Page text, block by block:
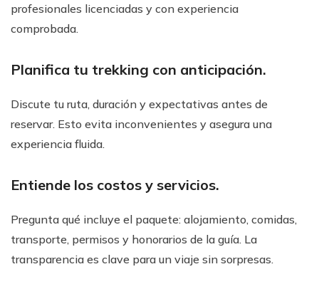
profesionales licenciadas y con experiencia
comprobada.
Planifica tu trekking con anticipación.
Discute tu ruta, duración y expectativas antes de
reservar. Esto evita inconvenientes y asegura una
experiencia fluida.
Entiende los costos y servicios.
Pregunta qué incluye el paquete: alojamiento, comidas,
transporte, permisos y honorarios de la guía. La
transparencia es clave para un viaje sin sorpresas.